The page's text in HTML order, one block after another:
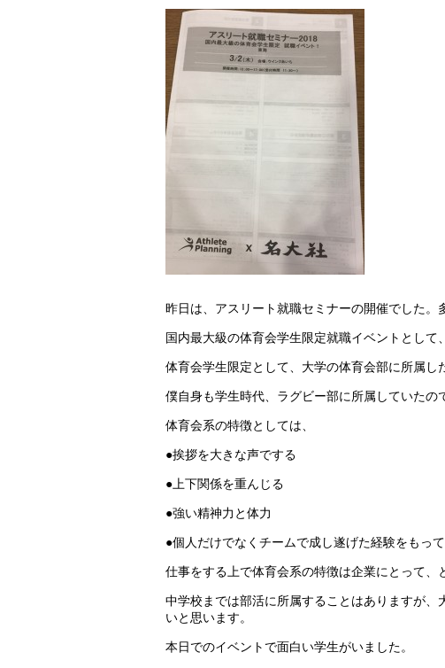
昨日は、アスリート就職セミナーの開催でした。
国内最大級の体育会学生限定就職イベントとして
体育会学生限定として、大学の体育会部に所属し
僕自身も学生時代、ラグビー部に所属していたの
体育会系の特徴としては、
●挨拶を大きな声でする
●上下関係を重んじる
●強い精神力と体力
●個人だけでなくチームで成し遂げた経験をもっ
仕事をする上で体育会系の特徴は企業にとって、
中学校までは部活に所属することはありますが
いと思います。
本日でのイベントで面白い学生がいました。